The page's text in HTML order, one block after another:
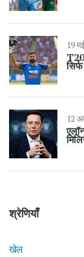
19
12
श्रेणियाँ
खेल